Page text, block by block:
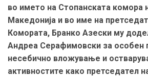
во името на Стопанската комора
Македонија и во име на
Комората, Бранко Азески му
Андреа Серафимовски за особен
несебично вложување и
активностите како претседател